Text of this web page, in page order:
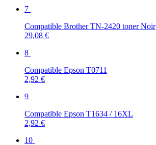
7
Compatible Brother TN-2420 toner Noir
29,08 €
8
Compatible Epson T0711
2,92 €
9
Compatible Epson T1634 / 16XL
2,92 €
10